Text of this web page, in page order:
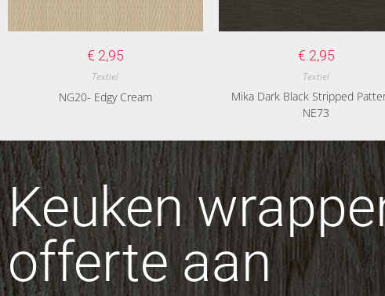
€ 2,95
Textiel
NG20- Edgy Cream
€ 2,95
Textiel
Mika Dark Black Stripped
NE73
Keuken
offerte aan